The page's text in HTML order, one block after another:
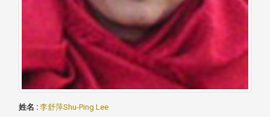
姓名 : 李舒萍Shu-Ping Lee